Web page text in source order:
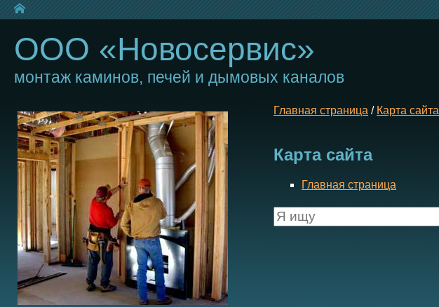
ООО «Новосервис»
монтаж каминов, печей и дымовых каналов
Главная страница / Карта сайта
Карта сайта
Главная страница